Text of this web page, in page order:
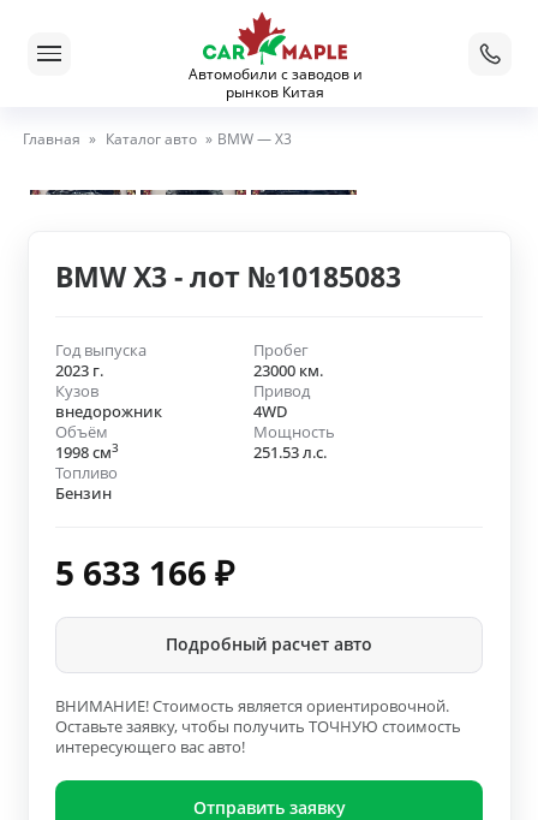
Автомобили с заводов и
рынков Китая
Главная » Каталог авто » BMW — X3
BMW X3 - лот №10185083
Год выпуска
2023 г.
Пробег
23000 км.
Кузов
внедорожник
Привод
4WD
Объём
1998 см3
Мощность
251.53 л.с.
Топливо
Бензин
5 633 166 ₽
Подробный расчет авто
ВНИМАНИЕ! Стоимость является ориентировочной.
Оставьте заявку, чтобы получить ТОЧНУЮ стоимость
интересующего вас авто!
Отправить заявку